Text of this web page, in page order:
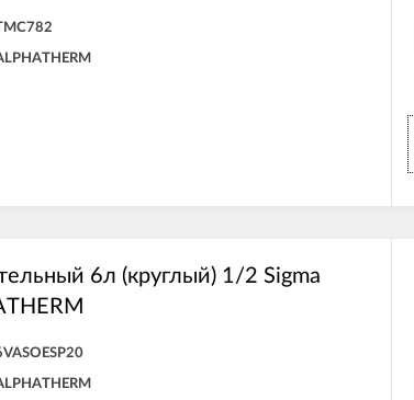
6л (круглый) 1/2 Sigma